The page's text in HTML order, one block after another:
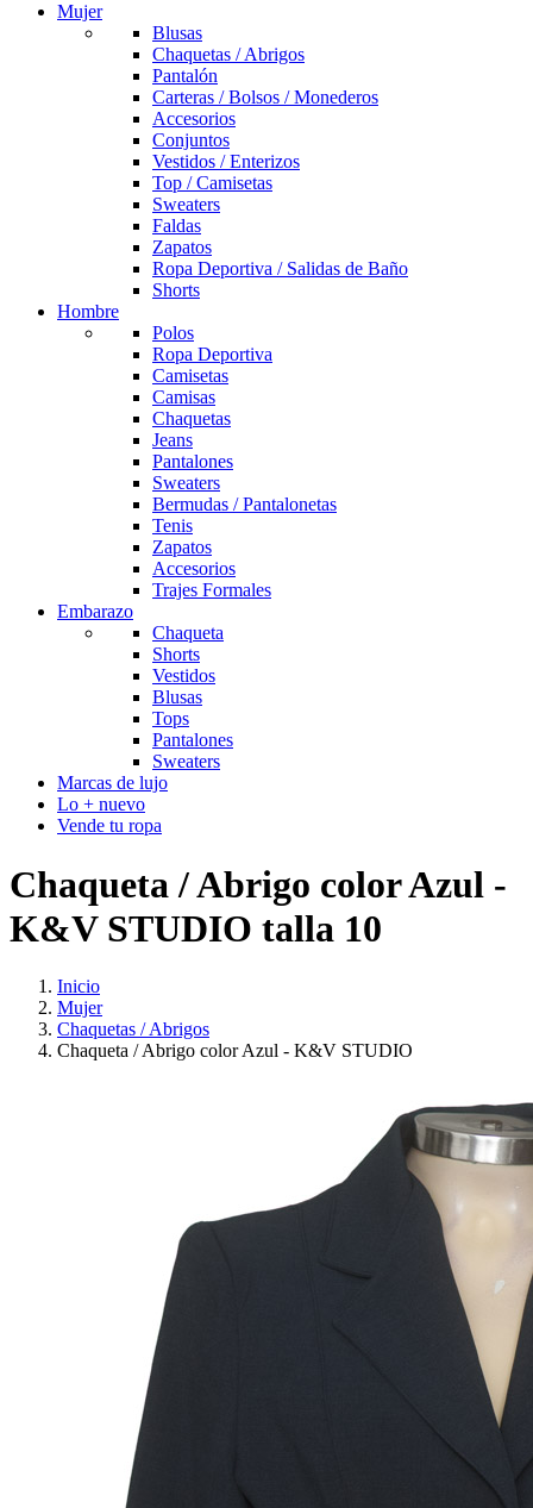
Mujer
Blusas
Chaquetas / Abrigos
Pantalón
Carteras / Bolsos / Monederos
Accesorios
Conjuntos
Vestidos / Enterizos
Top / Camisetas
Sweaters
Faldas
Zapatos
Ropa Deportiva / Salidas de Baño
Shorts
Hombre
Polos
Ropa Deportiva
Camisetas
Camisas
Chaquetas
Jeans
Pantalones
Sweaters
Bermudas / Pantalonetas
Tenis
Zapatos
Accesorios
Trajes Formales
Embarazo
Chaqueta
Shorts
Vestidos
Blusas
Tops
Pantalones
Sweaters
Marcas de lujo
Lo + nuevo
Vende tu ropa
Chaqueta / Abrigo color Azul -
K&V STUDIO talla 10
Inicio
Mujer
Chaquetas / Abrigos
Chaqueta / Abrigo color Azul - K&V STUDIO